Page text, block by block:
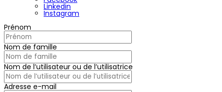
Linkedin
Instagram
Prénom
Nom de famille
Nom de l’utilisateur ou de l’utilisatrice
Adresse e-mail